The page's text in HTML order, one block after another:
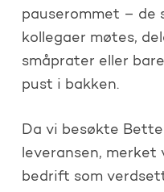
pauserommet – de
kollegaer møtes,
småprater eller
pust i bakken.
Da vi besøkte
leveransen,
bedrift som